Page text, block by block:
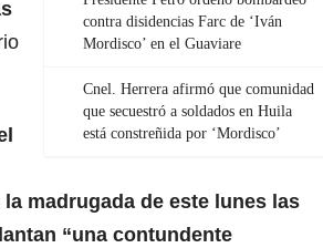
contra disidencias Farc de ‘Iván
Mordisco’ en el Guaviare
Cnel. Herrera afirmó que comunidad
que secuestró a soldados en Huila
está constreñida por ‘Mordisco’
madrugada de este lunes las
“una contundente